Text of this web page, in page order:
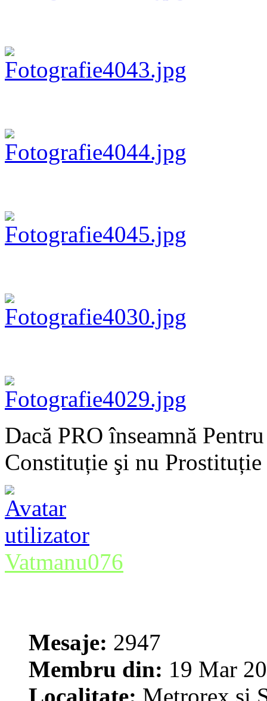
Dacă PRO înseamnă
Constituție şi nu Prostituție
Vatmanu076
Mesaje: 2947
Membru din: 19 Mar
Localitate: Metrorex şi